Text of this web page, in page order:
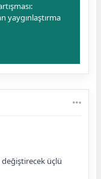
yaygınlaştırma
değiştirecek üçlü